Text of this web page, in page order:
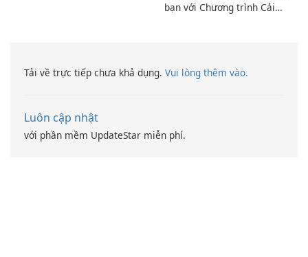
bạn với Chương trình Cải
Tải về trực tiếp chưa khả dụng. Vui lòng thêm vào.
Luôn cập nhật
với phần mềm UpdateStar miễn phí.